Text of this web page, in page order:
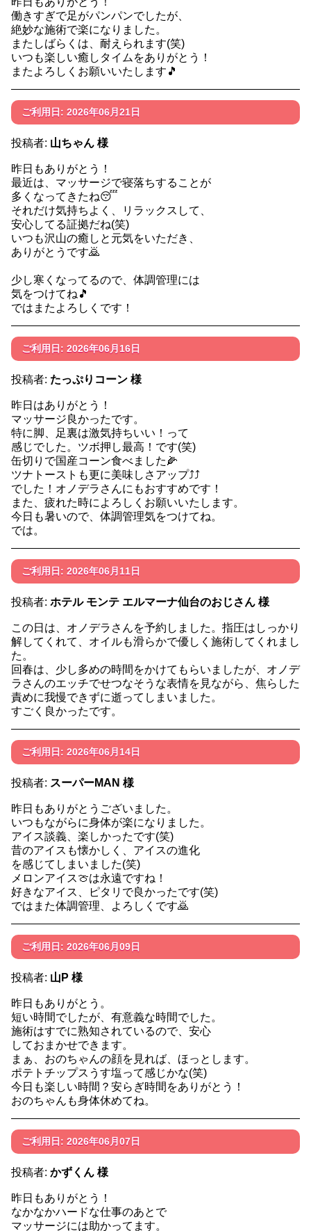
働きすぎで足がパンパンでしたが、
絶妙な施術で楽になりました。
またしばらくは、耐えられます(笑)
いつも楽しい癒しタイムをありがとう！
またよろしくお願いいたします🎵
ご利用日: 2026年06月21日
投稿者: 山ちゃん 様
昨日もありがとう！
最近は、マッサージで寝落ちすることが
多くなってきたね😴
それだけ気持ちよく、リラックスして、
安心してる証拠だね(笑)
いつも沢山の癒しと元気をいただき、
ありがとうです🙇
少し寒くなってるので、体調管理には
気をつけてね🎵
ではまたよろしくです！
ご利用日: 2026年06月16日
投稿者: たっぷりコーン 様
昨日はありがとう！
マッサージ良かったです。
特に脚、足裏は激気持ちいい！って
感じでした。ツボ押し最高！です(笑)
缶切りで国産コーン食べました🌽
ツナトーストも更に美味しさアップ⤴️⤴️
でした！オノデラさんにもおすすめです！
また、疲れた時によろしくお願いいたします。
今日も暑いので、体調管理気をつけてね。
では。
ご利用日: 2026年06月11日
投稿者: ホテル モンテ エルマーナ仙台のおじさん 様
この日は、オノデラさんを予約しました。指圧はしっかり
解してくれて、オイルも滑らかで優しく施術してくれまし
た。
回春は、少し多めの時間をかけてもらいましたが、オノデ
ラさんのエッチでせつなそうな表情を見ながら、焦らした
責めに我慢できずに逝ってしまいました。
すごく良かったです。
ご利用日: 2026年06月14日
投稿者: スーパーMAN 様
昨日もありがとうございました。
いつもながらに身体が楽になりました。
アイス談義、楽しかったです(笑)
昔のアイスも懐かしく、アイスの進化
を感じてしまいました(笑)
メロンアイス🍈は永遠ですね！
好きなアイス、ピタリで良かったです(笑)
ではまた体調管理、よろしくです🙇
ご利用日: 2026年06月09日
投稿者: 山P 様
昨日もありがとう。
短い時間でしたが、有意義な時間でした。
施術はすでに熟知されているので、安心
しておまかせできます。
まぁ、おのちゃんの顔を見れば、ほっとします。
ポテトチップスうす塩って感じかな(笑)
今日も楽しい時間？安らぎ時間をありがとう！
おのちゃんも身体休めてね。
ご利用日: 2026年06月07日
投稿者: かずくん 様
昨日もありがとう！
なかなかハードな仕事のあとで
マッサージには助かってます。